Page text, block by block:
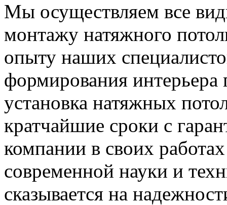
Мы осуществляем все
монтажу натяжного
опыту наших
формирования
установка натяжных
кратчайшие сроки с
компании в своих
современной науки и
сказывается на